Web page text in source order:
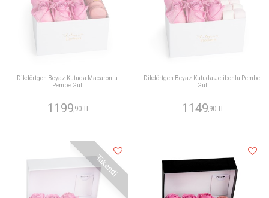
Dikdörtgen Beyaz Kutuda Macaronlu
Pembe Gül
1199 ,90 TL
Dikdörtgen Beyaz Kutuda Jelibonlu Pembe
Gül
1149 ,90 TL
Tükendi